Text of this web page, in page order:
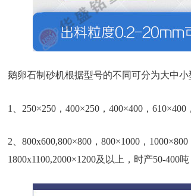
鹅卵石制砂机根据型号的不同可分为大中
1、250×250，400×250，400×400，
2、800x600,800×800，800×1000，
1800x1100,2000×1200及以上，时产50-400